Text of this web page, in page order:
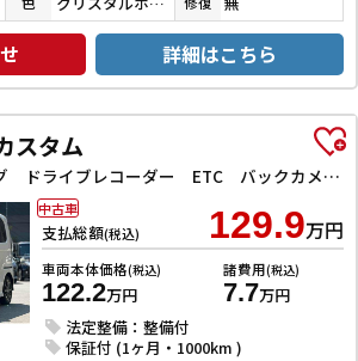
詳細はこちら
スタム
G・Lホンダセンシング ドライブレコーダー ETC バックカメラ 両側スライド・片側電動 ナビ TV クリアランスソナー オートクルーズコントロール レーンアシスト 衝突被害軽減システム オートライト スマートキー
支払総額(税込) 129.9万円
車両本体価格(税込)
122.2万円
諸費用(税込)
7.7万円
法定整備：整備付
保証付 (1ヶ月・1000km )
中古車